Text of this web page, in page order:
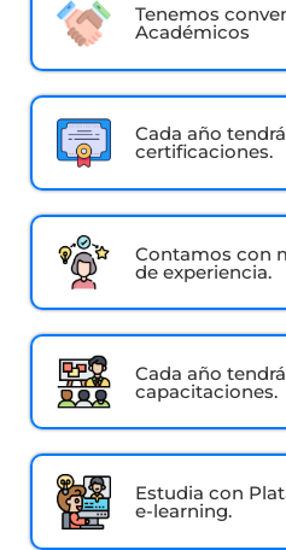
Tenemos
Académicos
Cada año
certificaciones.
Contamos con
de experiencia.
Cada año
capacitaciones.
Estudia con
e-learning.